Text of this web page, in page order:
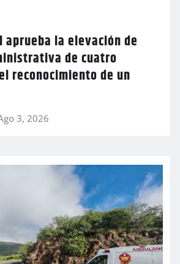
aprueba la elevación de
de cuatro
reconocimiento de un
3, 2026